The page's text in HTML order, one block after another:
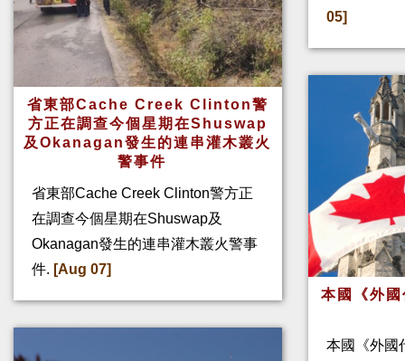
省東部Cache Creek Clinton警
方正在調查今個星期在Shuswap
及Okanagan發生的連串灌木叢火
警事件
省東部Cache Creek Clinton警方正
在調查今個星期在Shuswap及
Okanagan發生的連串灌木叢火警事
件. [Aug 07]
05]
本國《外
本國《外國